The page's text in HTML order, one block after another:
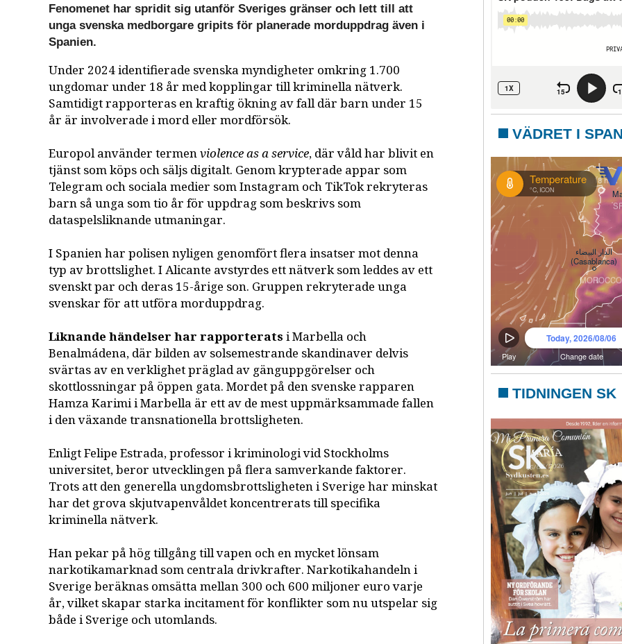
Fenomenet har spridit sig utanför Sveriges gränser och lett till att
unga svenska medborgare gripits för planerade morduppdrag även i
Spanien.
Under 2024 identifierade svenska myndigheter omkring 1.700
ungdomar under 18 år med kopplingar till kriminella nätverk.
Samtidigt rapporteras en kraftig ökning av fall där barn under 15
år är involverade i mord eller mordförsök.
Europol använder termenviolence as a service, där våld har blivit en
tjänst som köps och säljs digitalt. Genom krypterade appar som
Telegram och sociala medier som Instagram och TikTok rekryteras
barn så unga som tio år för uppdrag som beskrivs som
dataspelsliknande utmaningar.
I Spanien har polisen nyligen genomfört flera insatser mot denna
typ av brottslighet. I Alicante avstyrdes ett nätverk som leddes av ett
svenskt par och deras 15-årige son. Gruppen rekryterade unga
svenskar för att utföra morduppdrag.
Liknande händelser har rapporterats i Marbella och
Benalmádena, där bilden av solsemestrande skandinaver delvis
svärtas av en verklighet präglad av gänguppgörelser och
skottlossningar på öppen gata. Mordet på den svenske rapparen
Hamza Karimi i Marbella är ett av de mest uppmärksammade fallen
i den växande transnationella brottsligheten.
Enligt Felipe Estrada, professor i kriminologi vid Stockholms
universitet, beror utvecklingen på flera samverkande faktorer.
Trots att den generella ungdomsbrottsligheten i Sverige har minskat
har det grova skjutvapenvåldet koncentrerats till specifika
kriminella nätverk.
Han pekar på hög tillgång till vapen och en mycket lönsam
narkotikamarknad som centrala drivkrafter. Narkotikahandeln i
Sverige beräknas omsätta mellan 300 och 600 miljoner euro varje
år, vilket skapar starka incitament för konflikter som nu utspelar sig
både i Sverige och utomlands.
VÄDRET I
TIDNINGEN SK